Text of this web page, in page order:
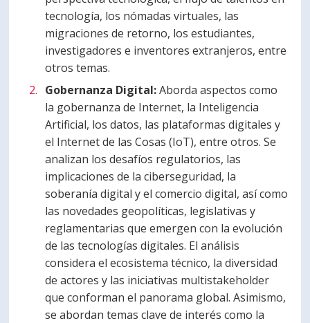
tecnología, los nómadas virtuales, las
migraciones de retorno, los estudiantes,
investigadores e inventores extranjeros, entre
otros temas.
Gobernanza Digital:Aborda aspectos como
la gobernanza de Internet, la Inteligencia
Artificial, los datos, las plataformas digitales y
el Internet de las Cosas (IoT), entre otros. Se
analizan los desafíos regulatorios, las
implicaciones de la ciberseguridad, la
soberanía digital y el comercio digital, así como
las novedades geopolíticas, legislativas y
reglamentarias que emergen con la evolución
de las tecnologías digitales. El análisis
considera el ecosistema técnico, la diversidad
de actores y las iniciativas multistakeholder
que conforman el panorama global. Asimismo,
se abordan temas clave de interés como la